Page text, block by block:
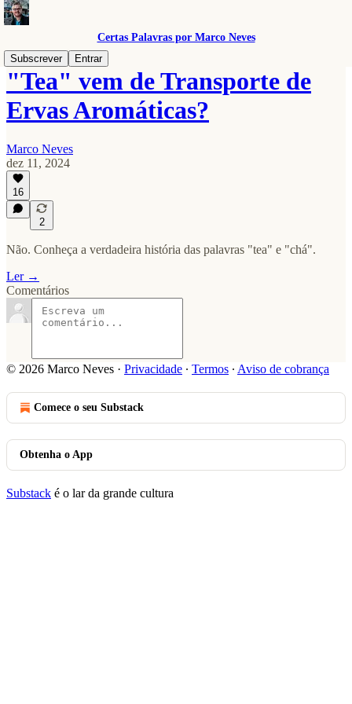
Certas Palavras por Marco Neves
Subscrever
Entrar
"Tea" vem de Transporte de
Ervas Aromáticas?
Marco Neves
dez 11, 2024
16
2
Não. Conheça a verdadeira história das palavras "tea" e "chá".
Ler →
Comentários
© 2026 Marco Neves · Privacidade ∙ Termos ∙ Aviso de cobrança
Comece o seu Substack
Obtenha o App
Substack é o lar da grande cultura